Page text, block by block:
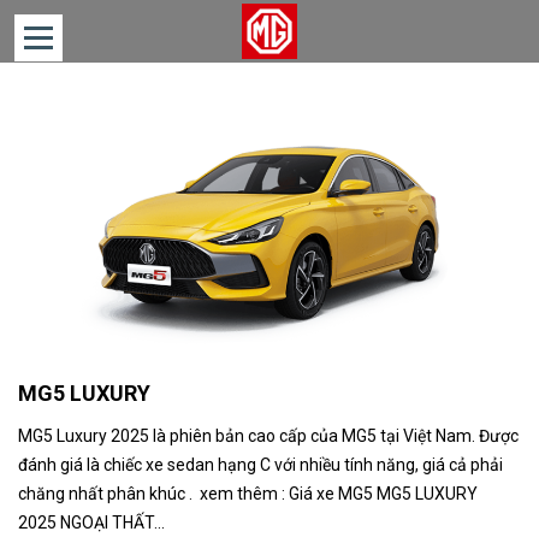
MG5 LUXURY
MG5 Luxury 2025 là phiên bản cao cấp của MG5 tại Việt Nam. Được
đánh giá là chiếc xe sedan hạng C với nhiều tính năng, giá cả phải
chăng nhất phân khúc . xem thêm : Giá xe MG5 MG5 LUXURY
2025 NGOẠI THẤT...